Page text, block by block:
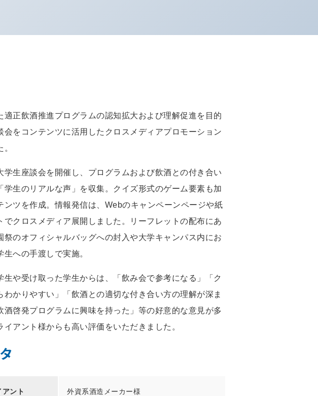
適正飲酒推進プログラムの認知拡大および理解促進を目的
会をコンテンツに活用したクロスメディアプロモーション
学生座談会を開催し、プログラムおよび飲酒との付き合い
学生のリアルな声」を収集。クイズ形式のゲーム要素も加
ンツを作成。情報発信は、Webのキャンペーンページや紙
でクロスメディア展開しました。リーフレットの配布にあ
祭のオフィシャルバッグへの封入や大学キャンパス内にお
生への手渡しで実施。
生や受け取った学生からは、「飲み会で参考になる」「ク
わかりやすい」「飲酒との適切な付き合い方の理解が深ま
酒啓発プログラムに興味を持った」等の好意的な意見が多
イアント様からも高い評価をいただきました。
アント 外資系酒造メーカー様